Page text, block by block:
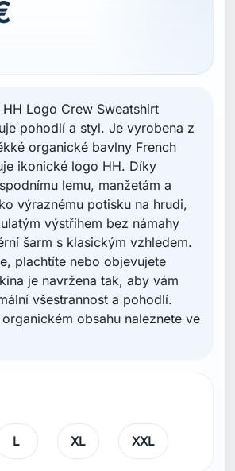
HH Logo Crew Sweatshirt
pohodlí a styl. Je vyrobena z
organické bavlny French
ikonické logo HH. Díky
lemu, manžetám a
výraznému potisku na hrudi,
výstřihem bez námahy
šarm s klasickým vzhledem.
plachtíte nebo objevujete
je navržena tak, aby vám
všestrannost a pohodlí.
obsahu naleznete ve
L XL XXL